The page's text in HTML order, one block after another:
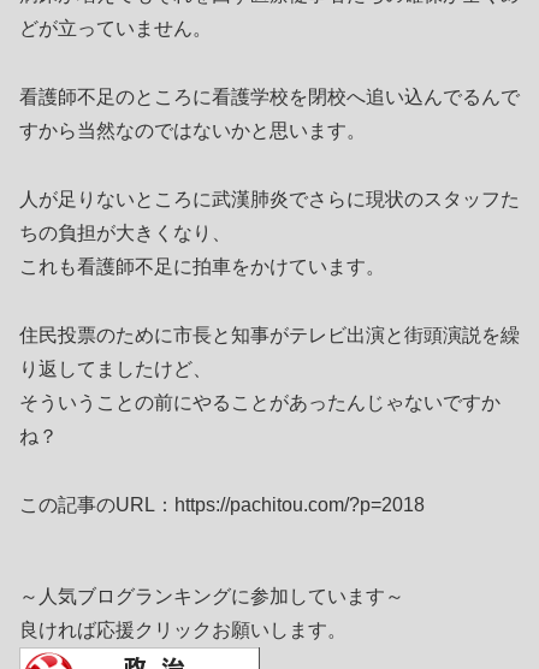
どが立っていません。
看護師不足のところに看護学校を閉校へ追い込んでるんで
すから当然なのではないかと思います。
人が足りないところに武漢肺炎でさらに現状のスタッフた
ちの負担が大きくなり、
これも看護師不足に拍車をかけています。
住民投票のために市長と知事がテレビ出演と街頭演説を繰
り返してましたけど、
そういうことの前にやることがあったんじゃないですか
ね？
この記事のURL：https://pachitou.com/?p=2018
～人気ブログランキングに参加しています～
良ければ応援クリックお願いします。